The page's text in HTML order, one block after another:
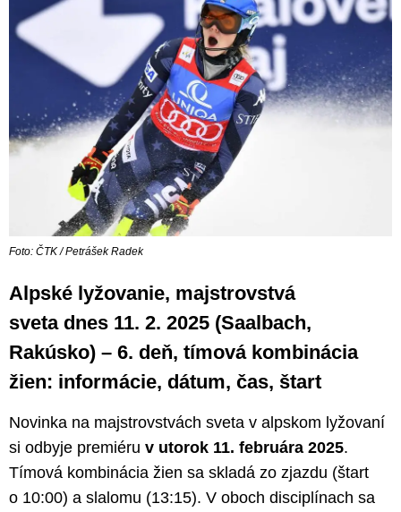
Foto: ČTK / Petrášek Radek
Alpské lyžovanie, majstrovstvá
sveta dnes 11. 2. 2025 (Saalbach,
Rakúsko) – 6. deň, tímová kombinácia
žien: informácie, dátum, čas, štart
Novinka na majstrovstvách sveta v alpskom lyžovaní
si odbyje premiéru v utorok 11. februára 2025.
Tímová kombinácia žien sa skladá zo zjazdu (štart
o 10:00) a slalomu (13:15). V oboch disciplínach sa